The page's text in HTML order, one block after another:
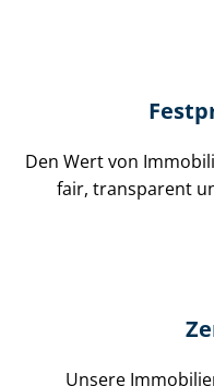
Den Wert von
fair, transparent
Unsere